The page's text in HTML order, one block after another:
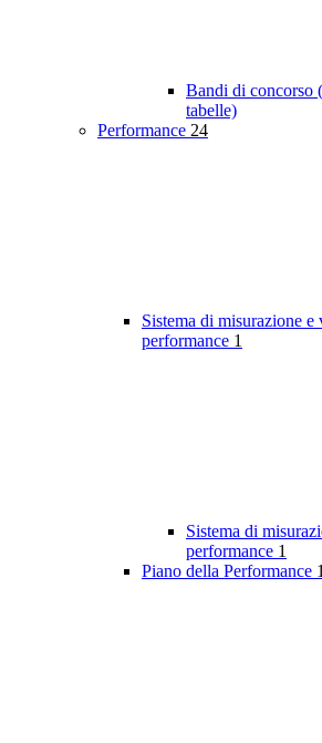
Bandi di concorso
tabelle)
Performance 24
Sistema di misurazione e
performance 1
Sistema di
performance 1
Piano della Performance 1